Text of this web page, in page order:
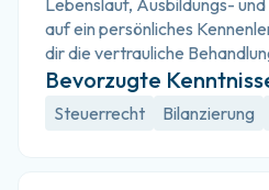
Lebenslauf, Ausbildungs-
auf ein persönliches
dir die vertrauliche
Bevorzugte
Steuerrecht Bilanzierung